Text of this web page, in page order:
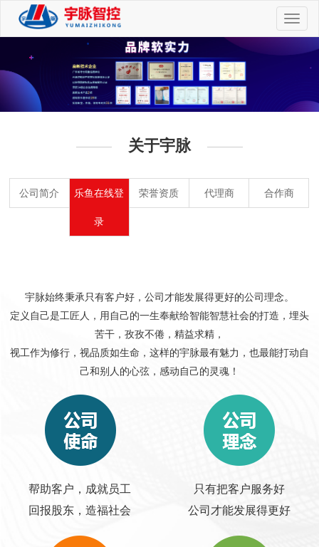
切
换
关于宇脉
公司简介 乐鱼在线登
录
荣誉资质 代理商 合作商
宇脉始终秉承只有客户好，公司才能发展得更好的公司理念。
定义自己是工匠人，用自己的一生奉献给智能智慧社会的打造，埋头
苦干，孜孜不倦，精益求精，
视工作为修行，视品质如生命，这样的宇脉最有魅力，也最能打动自
己和别人的心弦，感动自己的灵魂！
帮助客户，成就员工
回报股东，造福社会
只有把客户服务好
公司才能发展得更好